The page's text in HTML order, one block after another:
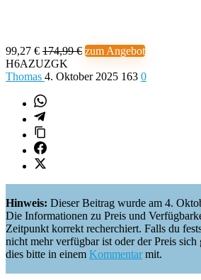
99,27 € 174,99 € zum Angebot
H6AZUZGK
Thomas 4. Oktober 2025 163 0
Hinweis: Dieser Beitrag wurde am 4.
Die Informationen zu Preis und
Zeitpunkt korrekt recherchiert. Falls du
nicht mehr verfügbar ist oder der Preis sich
dies bitte in einem Kommentarmit.